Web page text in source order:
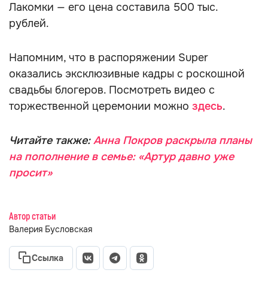
Лакомки — его цена составила 500 тыс.
рублей.
Напомним, что в распоряжении Super
оказались эксклюзивные кадры с роскошной
свадьбы блогеров. Посмотреть видео с
торжественной церемонии можно здесь.
Читайте также:Анна Покров раскрыла планы
на пополнение в семье: «Артур давно уже
просит»
Автор статьи
Валерия Бусловская
Ссылка